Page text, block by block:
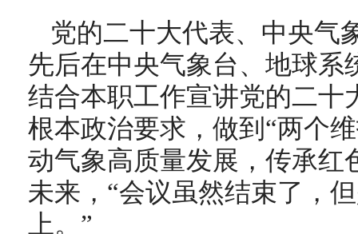
党的二十大代表、中央气
先后在中央气象台、地球系
结合本职工作宣讲党的二十
根本政治要求，做到“两个
动气象高质量发展，传承红
未来，“会议虽然结束了，
上。”